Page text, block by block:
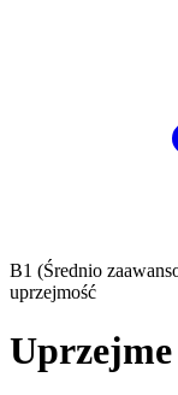
B1 (Średnio
uprzejmość
Uprzejme